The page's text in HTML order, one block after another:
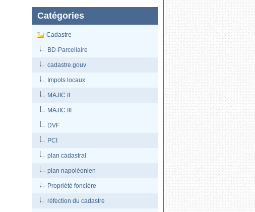
Catégories
Cadastre
BD-Parcellaire
cadastre.gouv
Impots locaux
MAJIC II
MAJIC III
DVF
PCI
plan cadastral
plan napoléonien
Propriété foncière
réfection du cadastre